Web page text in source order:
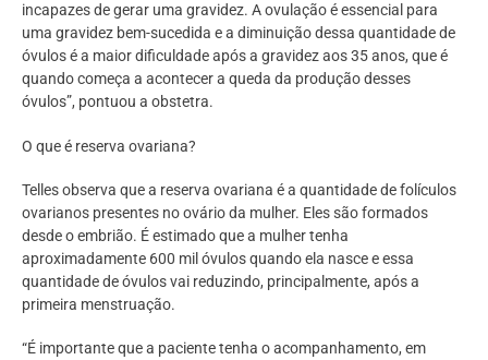
incapazes de gerar uma gravidez. A ovulação é essencial para
uma gravidez bem-sucedida e a diminuição dessa quantidade de
óvulos é a maior dificuldade após a gravidez aos 35 anos, que é
quando começa a acontecer a queda da produção desses
óvulos”, pontuou a obstetra.
O que é reserva ovariana?
Telles observa que a reserva ovariana é a quantidade de folículos
ovarianos presentes no ovário da mulher. Eles são formados
desde o embrião. É estimado que a mulher tenha
aproximadamente 600 mil óvulos quando ela nasce e essa
quantidade de óvulos vai reduzindo, principalmente, após a
primeira menstruação.
“É importante que a paciente tenha o acompanhamento, em